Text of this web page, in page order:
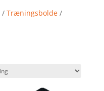
/ Træningsbolde/